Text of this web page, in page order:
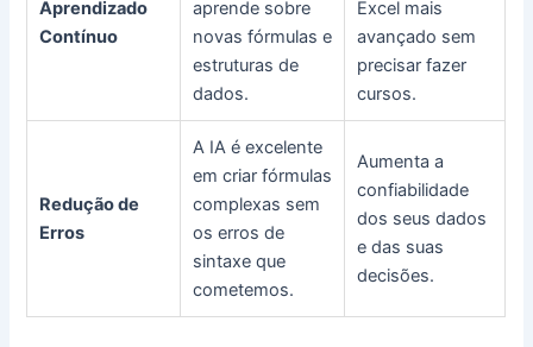
Aprendizado
Contínuo
aprende sobre
novas fórmulas e
estruturas de
dados.
Excel mais
avançado sem
precisar fazer
cursos.
Redução de
Erros
A IA é excelente
em criar fórmulas
complexas sem
os erros de
sintaxe que
cometemos.
Aumenta a
confiabilidade
dos seus dados
e das suas
decisões.